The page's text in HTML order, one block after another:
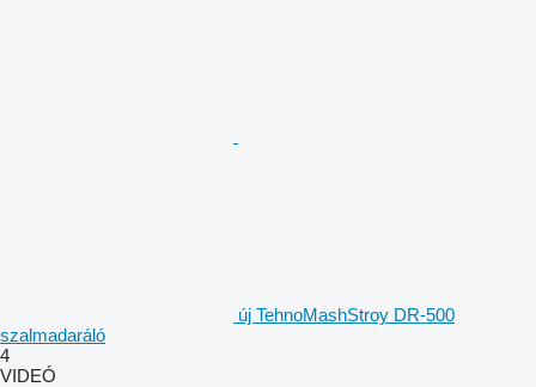
új TehnoMashStroy DR-500
szalmadaráló
4
VIDEÓ